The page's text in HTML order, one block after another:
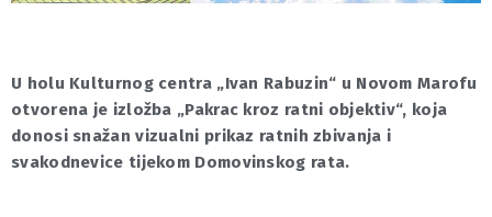
U holu Kulturnog centra „Ivan Rabuzin“ u Novom Marofu
otvorena je izložba „Pakrac kroz ratni objektiv“, koja
donosi snažan vizualni prikaz ratnih zbivanja i
svakodnevice tijekom Domovinskog rata.